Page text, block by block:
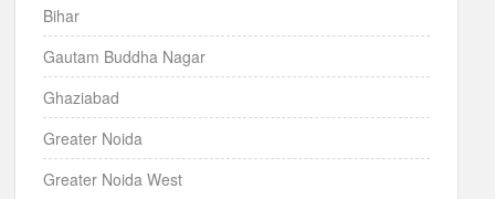
Bihar
Gautam Buddha Nagar
Ghaziabad
Greater Noida
Greater Noida West